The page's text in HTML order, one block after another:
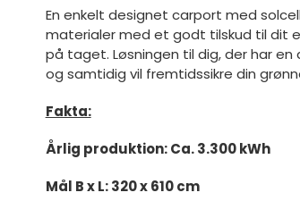
En enkelt designet carport med
materialer med et godt tilskud til dit
på taget. Løsningen til dig, der har
og samtidig vil fremtidssikre din
Fakta:
Årlig produktion: Ca. 3.300 kWh
Mål B x L: 320 x 610 cm